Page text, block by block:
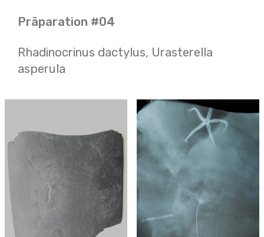
Präparation #04
Rhadinocrinus dactylus, Urasterella
asperula